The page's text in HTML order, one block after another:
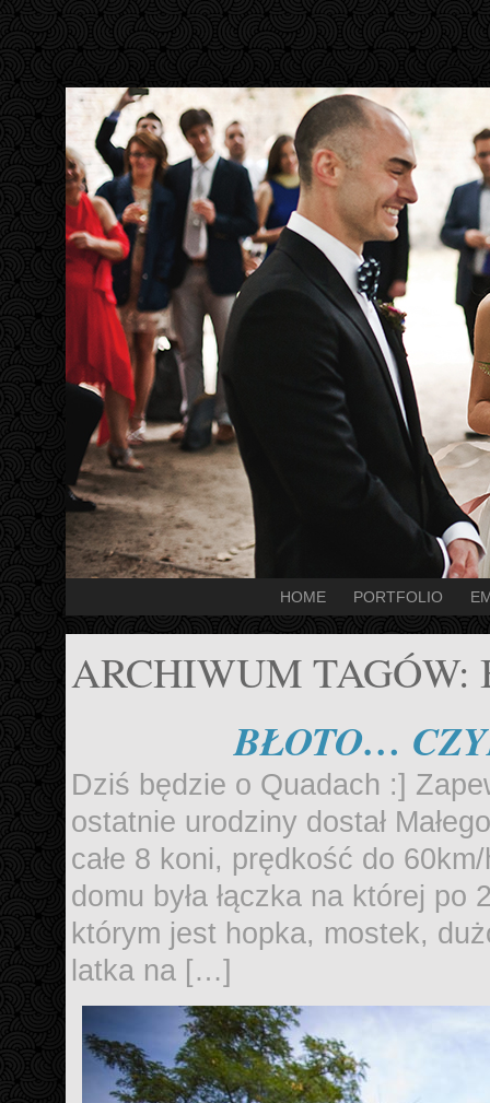
HOME PORTFOLIO
ARCHIWUM TAGÓW:
BŁOTO…
Dziś będzie o Quadach :]
ostatnie urodziny dostał
całe 8 koni, prędkość do
domu była łączka na której
którym jest hopka, mostek,
latka na […]